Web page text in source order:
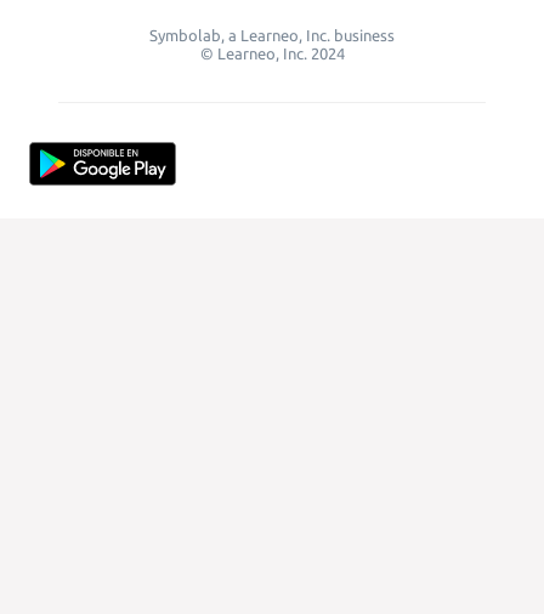
Symbolab, a Learneo, Inc. business
© Learneo, Inc. 2024